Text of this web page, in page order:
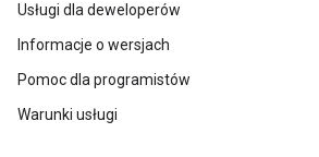
Usługi dla deweloperów
Informacje o wersjach
Pomoc dla programistów
Warunki usługi